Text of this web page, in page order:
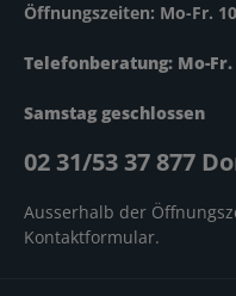
Öffnungszeiten: Mo-Fr.
Telefonberatung: Mo-Fr.
Samstag geschlossen
02 31/53 37 877
Ausserhalb der
Kontaktformular.